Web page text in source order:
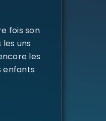
fois son
uns
les
enfants